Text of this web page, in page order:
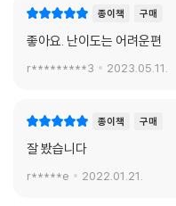
종이책 구매
좋아요. 난이도는 어려운편
r*********3 2023.05.11.
종이책 구매
잘 봤습니다
r*****e 2022.01.21.